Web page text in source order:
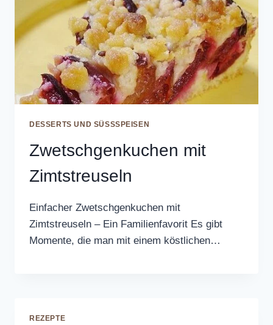
DESSERTS UND SÜSSSPEISEN
Zwetschgenkuchen mit
Zimtstreuseln
Einfacher Zwetschgenkuchen mit
Zimtstreuseln – Ein Familienfavorit Es gibt
Momente, die man mit einem köstlichen…
REZEPTE